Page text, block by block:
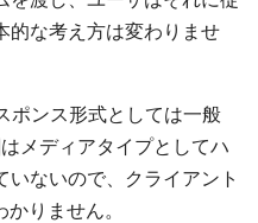
的な考え方は変わりませ
ポンス形式としては一般
はメディアタイプとしてハ
ないので、クライアント
りません。